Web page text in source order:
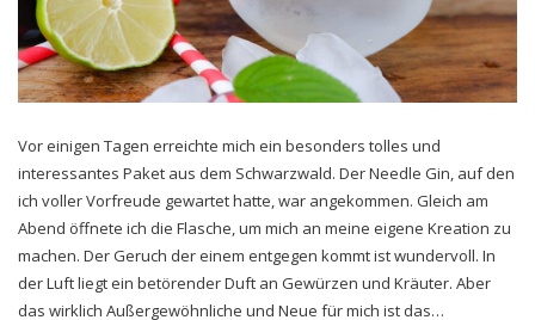
Vor einigen Tagen erreichte mich ein besonders tolles und
interessantes Paket aus dem Schwarzwald. Der Needle Gin, auf den
ich voller Vorfreude gewartet hatte, war angekommen. Gleich am
Abend öffnete ich die Flasche, um mich an meine eigene Kreation zu
machen. Der Geruch der einem entgegen kommt ist wundervoll. In
der Luft liegt ein betörender Duft an Gewürzen und Kräuter. Aber
das wirklich Außergewöhnliche und Neue für mich ist das…